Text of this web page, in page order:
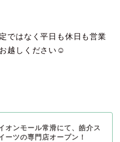
ではなく平日も休日も営業
越しください☺︎
オンモール常滑にて、皓介ス
ーツの専門店オープン！